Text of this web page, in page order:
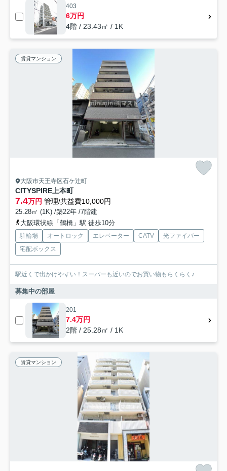
403
6万円
4階 / 23.43㎡ / 1K
賃貸マンション
大阪市天王寺区石ケ辻町
CITYSPIRE上本町
7.4万円 管理/共益費10,000円
25.28㎡ (1K) /築22年 /7階建
大阪環状線「鶴橋」駅 徒歩10分
駐輪場 オートロック エレベーター CATV
光ファイバー
宅配ボックス
駅近くで出かけやすい！スーパーも近いのでお買い物もらくらく♪
募集中の部屋
201
7.4万円
2階 / 25.28㎡ / 1K
賃貸マンション